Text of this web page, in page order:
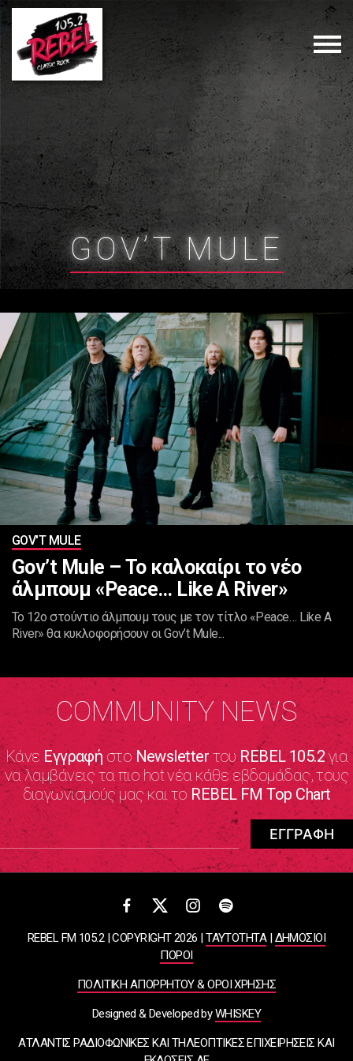
GOV’T MULE
GOV'T MULE
Gov’t Mule – Το καλοκαίρι το νέο
άλμπουμ «Peace… Like A River»
Το 12ο στούντιο άλμπουμ τους με τον τίτλο «Peace… Like A
River» θα κυκλοφορήσουν οι Gov’t Mule...
COMMUNITY NEWS
Κάνε Εγγραφήστο NewsletterτουREBEL 105.2για
να λαμβάνεις τα πιο hot νέα κάθε εβδομάδας, τους
διαγωνισμούς μας και το REBEL FM Top Chart
REBEL FM 105.2 | COPYRIGHT 2026 |ΤΑΥΤΟΤΗΤΑ|ΔΗΜΟΣΙΟΙ
ΠΟΡΟΙ
ΠΟΛΙΤΙΚΗ ΑΠΟΡΡΗΤΟΥ & ΟΡΟΙ ΧΡΗΣΗΣ
Designed & Developed byWHISKEY
ΑΤΛΑΝΤΙΣ ΡΑΔΙΟΦΩΝΙΚΕΣ ΚΑΙ ΤΗΛΕΟΠΤΙΚΕΣ ΕΠΙΧΕΙΡΗΣΕΙΣ ΚΑΙ